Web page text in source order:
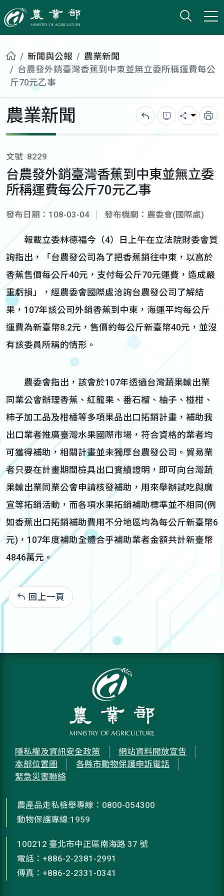
農業部
打開
小版
首頁新聞與公報
農業新聞
台農發外銷臺灣香蕉到中東並無立委所稱運費每公
斤70元乙事
農業新聞 回上一頁錯誤回報
分享 列
文號 8229
台農發外銷臺灣香蕉到中東並無立委
所稱運費每公斤70元乙事
發布日期：108-03-04 發布機關：農委會(國際處)
報載立委林德福今（4）日上午在立法院財委會質
詢指出，「台農發公司為了把香蕉銷往中東，以高於
香蕉售價每公斤40元，支付每公斤70元運費，造成嚴
重虧損」，經農委會國際處洽詢台農發公司了解結
果，107年該公司外銷香蕉到中東，海運平均每公斤
運費為新臺幣8.2元，售價約每公斤新臺幣40元，並沒
有該委員所稱的情形。
農委會指出，該會於107年透過台灣蔬果輸出業
同業公會辦理香蕉、紅龍果、番石榴、柚子、椪柑、
柿子加工品及柑橘等多項果品出口拓銷計畫，補助我
出口業者推廣臺灣水果國際市場，符合資格的業者均
可獲得補助，相關計畫並未獨厚台農發公司。貿易業
者只要在計畫期間檢具出口實績證明，即可向台灣蔬
果輸出業同業公會申請核發補助，用來舉辦試吃與廣
宣等拓銷活動，而各項水果拓銷補助標準並不相同(例
如香蕉出口拓銷補助費用不分地區均為每公斤新臺幣6
元)，107年度補助全體合乎補助業者金額共計新臺幣
4846萬元。
回上一頁 108-03-04:9,360
隱私權及資訊安全政策
網站資料開放宣告
本部位置圖
各縣市動物保護申訴電話
緊急災害聯絡
農產品走私檢舉專線：0800-054300
動物保護專線:1959
100212 臺北市中正區南海路 37 號
電話：+886-2-2381-2991
傳真：+886-2-2331-0341